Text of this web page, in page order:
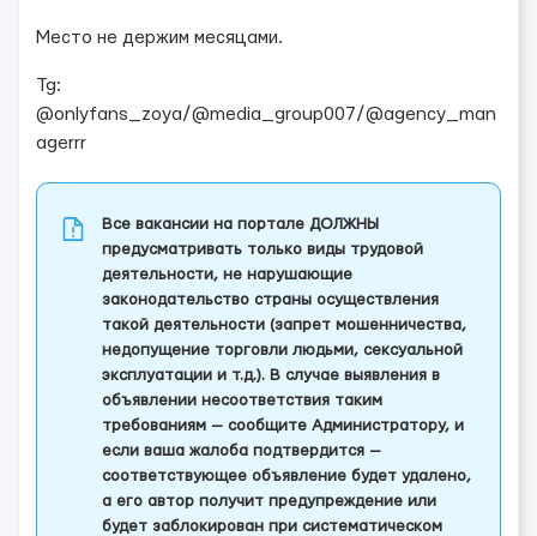
Место не держим месяцами.
Tg:
@onlyfans_zoya/@media_group007/@agency_man
agerrr
Все вакансии на портале ДОЛЖНЫ
предусматривать только виды трудовой
деятельности, не нарушающие
законодательство страны осуществления
такой деятельности (запрет мошенничества,
недопущение торговли людьми, сексуальной
эксплуатации и т.д.). В случае выявления в
объявлении несоответствия таким
требованиям — сообщите Администратору, и
если ваша жалоба подтвердится —
соответствующее объявление будет удалено,
а его автор получит предупреждение или
будет заблокирован при систематическом